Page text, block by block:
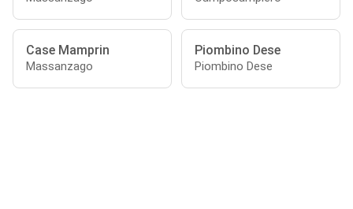
Case Mamprin
Massanzago
Piombino Dese
Piombino Dese